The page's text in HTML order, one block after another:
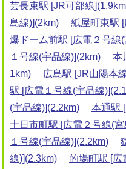
芸長束駅 [JR可部線
島線)](2km)
紙屋町東駅
爆ドーム前駅 [広電２号線
１号線(宇品線)](2km)
本
1km)
広島駅 [JR山陽本
駅 [広電１号線(宇品線
(宇品線)](2.2km)
本通駅
十日市町駅 [広電２号線(
１号線(宇品線)](2.2km)
線)](2.3km)
的場町駅 [広